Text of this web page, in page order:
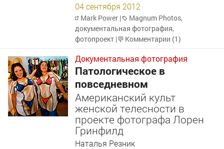
04 сентября 2012
Mark Power | Magnum Photos,
документальная фотография,
фотопроект | Комментарии (1)
Документальная фотография
Патологическое в
повседневном
Американский культ
женской телесности в
проекте фотографа Лорен
Гринфилд
Наталья Резник